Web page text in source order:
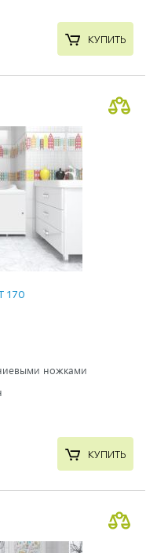
КУПИТЬ
170
ножками
КУПИТЬ